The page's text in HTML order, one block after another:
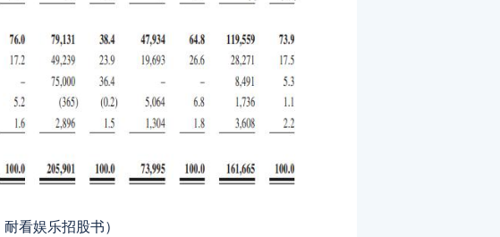
看娱乐招股书）